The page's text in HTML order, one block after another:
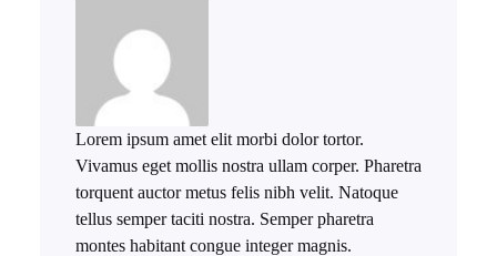
Lorem ipsum amet elit morbi dolor tortor.
Vivamus eget mollis nostra ullam corper. Pharetra
torquent auctor metus felis nibh velit. Natoque
tellus semper taciti nostra. Semper pharetra
montes habitant congue integer magnis.